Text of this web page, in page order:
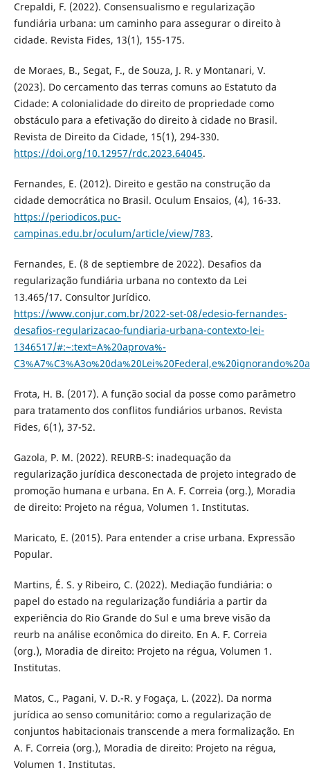
Crepaldi, F. (2022). Consensualismo e regularização
fundiária urbana: um caminho para assegurar o direito à
cidade. Revista Fides, 13(1), 155-175.
de Moraes, B., Segat, F., de Souza, J. R. y Montanari, V.
(2023). Do cercamento das terras comuns ao Estatuto da
Cidade: A colonialidade do direito de propriedade como
obstáculo para a efetivação do direito à cidade no Brasil.
Revista de Direito da Cidade, 15(1), 294-330.
https://doi.org/10.12957/rdc.2023.64045.
Fernandes, E. (2012). Direito e gestão na construção da
cidade democrática no Brasil. Oculum Ensaios, (4), 16-33.
https://periodicos.puc-
campinas.edu.br/oculum/article/view/783.
Fernandes, E. (8 de septiembre de 2022). Desafios da
regularização fundiária urbana no contexto da Lei
13.465/17. Consultor Jurídico.
https://www.conjur.com.br/2022-set-08/edesio-fernandes-
desafios-regularizacao-fundiaria-urbana-contexto-lei-
1346517/#:~:text=A%20aprova%-
Frota, H. B. (2017). A função social da posse como parâmetro
para tratamento dos conflitos fundiários urbanos. Revista
Fides, 6(1), 37-52.
Gazola, P. M. (2022). REURB-S: inadequação da
regularização jurídica desconectada de projeto integrado de
promoção humana e urbana. En A. F. Correia (org.), Moradia
de direito: Projeto na régua, Volumen 1. Institutas.
Maricato, E. (2015). Para entender a crise urbana. Expressão
Popular.
Martins, É. S. y Ribeiro, C. (2022). Mediação fundiária: o
papel do estado na regularização fundiária a partir da
experiência do Rio Grande do Sul e uma breve visão da
reurb na análise econômica do direito. En A. F. Correia
(org.), Moradia de direito: Projeto na régua, Volumen 1.
Institutas.
Matos, C., Pagani, V. D.-R. y Fogaça, L. (2022). Da norma
jurídica ao senso comunitário: como a regularização de
conjuntos habitacionais transcende a mera formalização. En
A. F. Correia (org.), Moradia de direito: Projeto na régua,
Volumen 1. Institutas.